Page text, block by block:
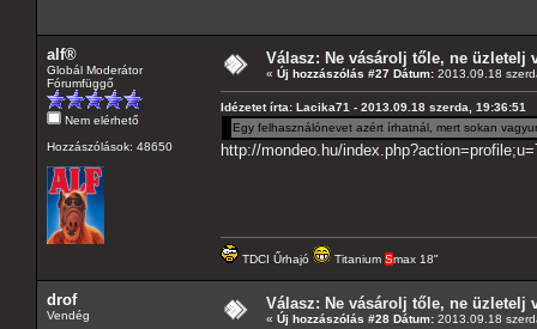
alf®
Globál Moderátor
Fórumfüggő
Nem elérhető
Hozzászólások: 48650
Válasz: Ne vásárolj tőle, ne üzletelj
« Új hozzászólás #27 Dátum: 2013.09.18
Idézetet írta: Lacika71 - 2013.09.18 szerda, 19:36:51
Egy felhasználónevet azért írhatnál, mert sokan
http://mondeo.hu/
TDCI Űrhajó Titanium Smax 18"
drof
Vendég
Válasz: Ne vásárolj tőle, ne üzletelj
« Új hozzászólás #28 Dátum: 2013.09.18